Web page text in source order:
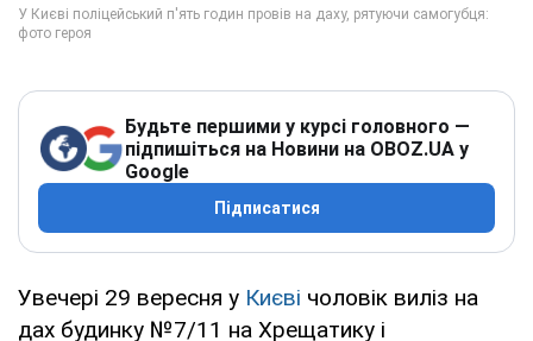
Будьте першими у курсі головного —
підпишіться на Новини на OBOZ.UA у
Google
Підписатися
Увечері 29 вересня у Києві чоловік виліз на
дах будинку №7/11 на Хрещатику і